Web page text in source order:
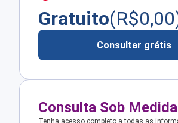
Gratuito(R$0,00
Consultar grátis
Consulta Sob Medida